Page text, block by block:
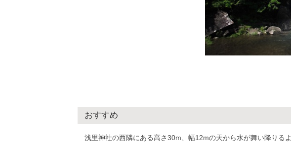
おすすめ
浅里神社の西隣にある高さ30m、幅12mの天から水が舞い降りる